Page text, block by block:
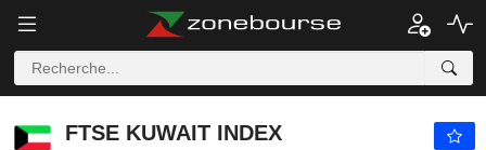
FTSE KUWAIT INDEX
FTSE KUWAIT INDEX